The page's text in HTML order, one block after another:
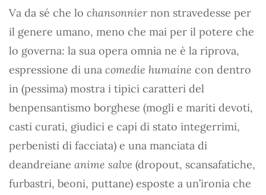
Va da sé che lo chansonnier non stravedesse per
il genere umano, meno che mai per il potere che
lo governa: la sua opera omnia ne è la riprova,
espressione di una comedie humaine con dentro
in (pessima) mostra i tipici caratteri del
benpensantismo borghese (mogli e mariti devoti,
casti curati, giudici e capi di stato integerrimi,
perbenisti di facciata) e una manciata di
deandreiane anime salve (dropout, scansafatiche,
furbastri, beoni, puttane) esposte a un’ironia che